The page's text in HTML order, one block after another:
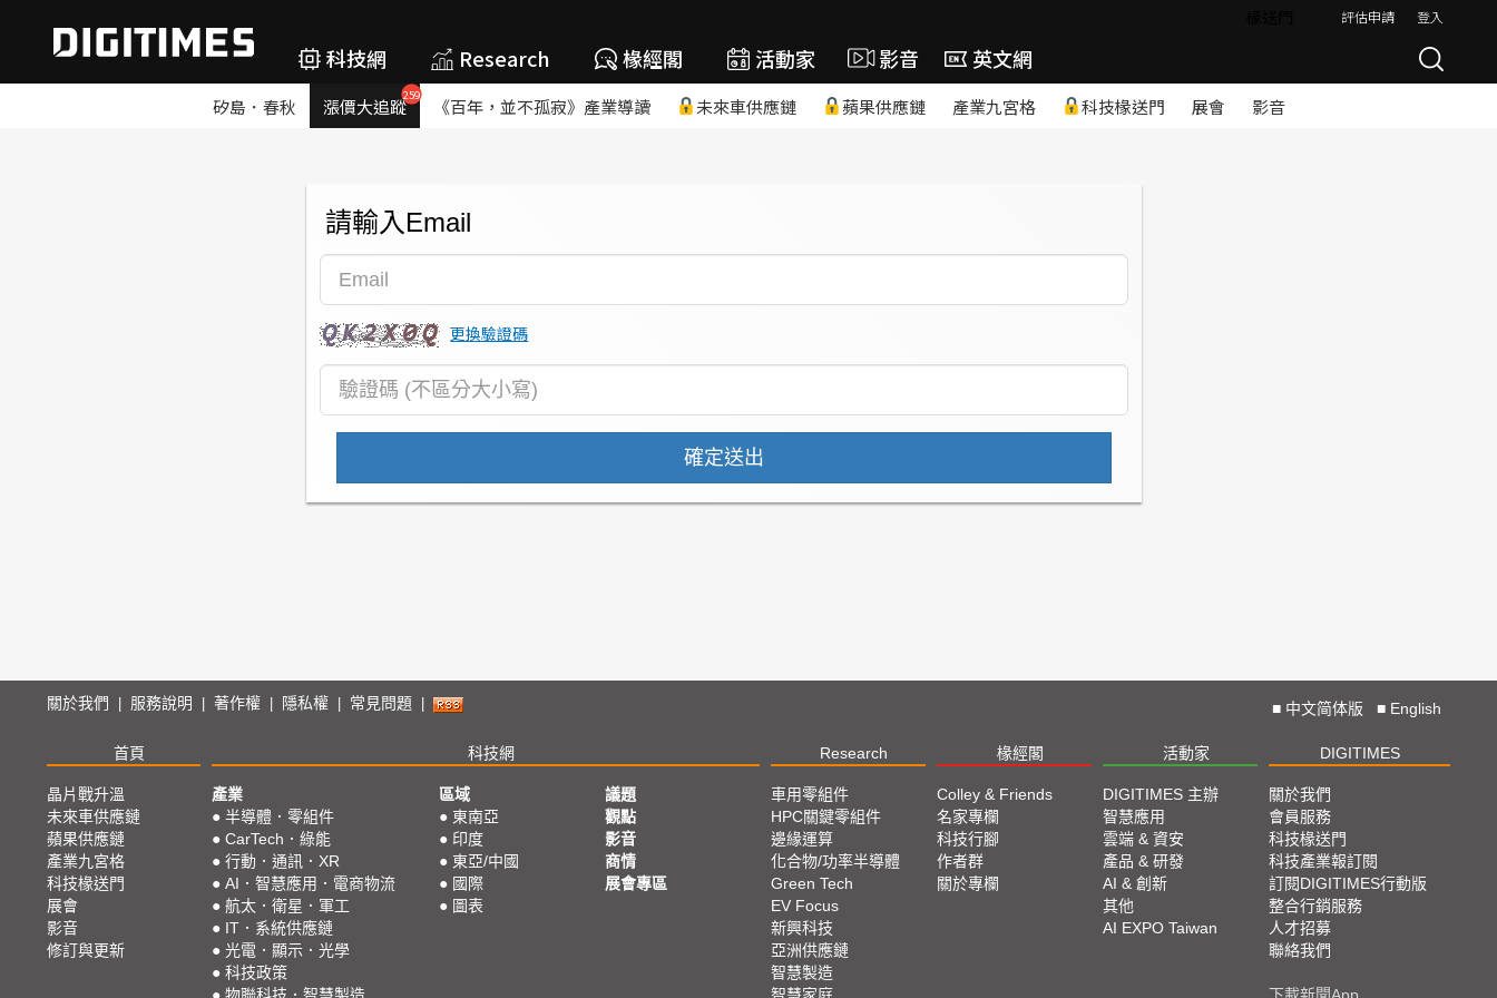
評估申請 登入
科技網 Research 椽經閣 活動家 影音 英文網
矽島．春秋 漲價大追蹤259 《百年，並不孤寂》產業導讀 未來車供應鏈 蘋果供應鏈 產業九宮格 科技椽送門 展會 影音
請輸入Email
更換驗證碼
確定送出
關於我們 服務說明 著作權 隱私權 常見問題 ■ 中文简体版 ■ English
首頁 科技網 Research 椽經閣 活動家 DIGITIMES
晶片戰升溫
未來車供應鏈
蘋果供應鏈
產業九宮格
科技椽送門
展會
影音
修訂與更新
產業
● 半導體．零組件
● CarTech．綠能
● 行動．通訊．XR
● AI．智慧應用．電商物流
● 航太．衛星．軍工
● IT．系統供應鏈
● 光電．顯示．光學
● 科技政策
區域
● 東南亞
● 印度
● 東亞/中國
● 國際
● 圖表
議題
觀點
影音
商情
展會專區
車用零組件
HPC關鍵零組件
邊緣運算
化合物/功率半導體
Green Tech
EV Focus
新興科技
亞洲供應鏈
智慧製造
Colley & Friends
名家專欄
科技行腳
作者群
關於專欄
DIGITIMES 主辦
智慧應用
雲端 & 資安
產品 & 研發
AI & 創新
其他
AI EXPO Taiwan
關於我們
會員服務
科技椽送門
科技產業報訂閱
訂閱DIGITIMES行動版
整合行銷服務
人才招募
聯絡我們